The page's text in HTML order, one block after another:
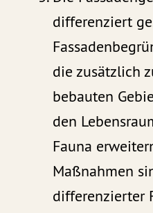
differenziert
die zusätzlich
bebauten
den
Fauna
Maßnahmen
differenzierter